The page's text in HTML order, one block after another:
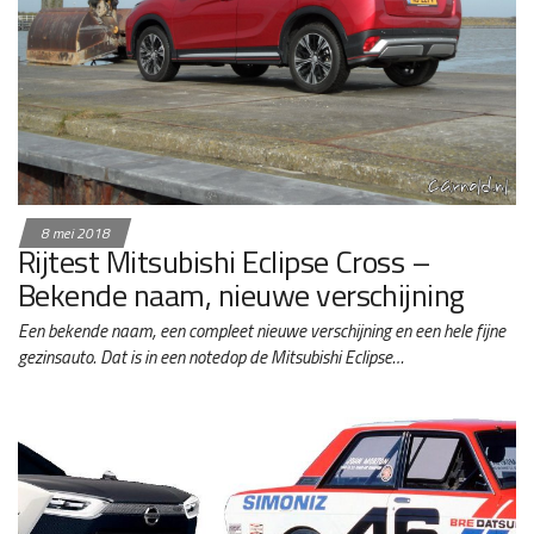
8 mei 2018
Rijtest Mitsubishi Eclipse Cross –
Bekende naam, nieuwe verschijning
Een bekende naam, een compleet nieuwe verschijning en een hele fijne
gezinsauto. Dat is in een notedop de Mitsubishi Eclipse…